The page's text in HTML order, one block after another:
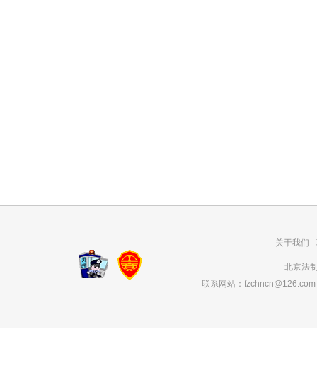
关于我们 -
北京法制
联系网站：fzchncn@126.com